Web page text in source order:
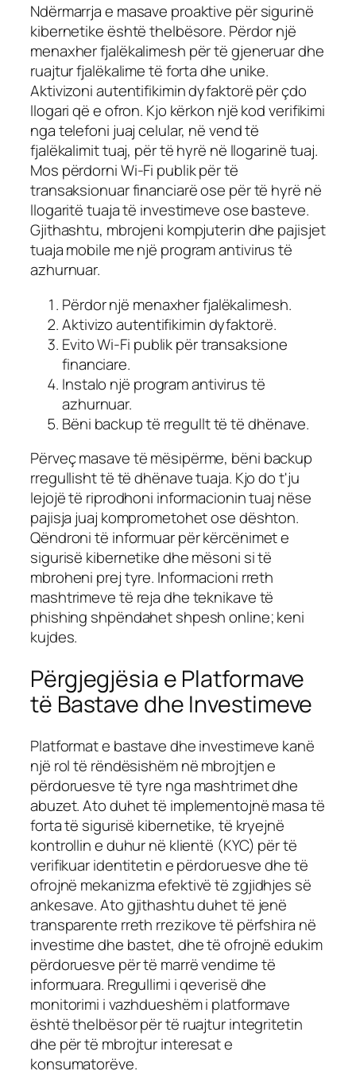
Ndërmarrja e masave proaktive për sigurinë
kibernetike është thelbësore. Përdor një
menaxher fjalëkalimesh për të gjeneruar dhe
ruajtur fjalëkalime të forta dhe unike.
Aktivizoni autentifikimin dyfaktorë për çdo
llogari që e ofron. Kjo kërkon një kod verifikimi
nga telefoni juaj celular, në vend të
fjalëkalimit tuaj, për të hyrë në llogarinë tuaj.
Mos përdorni Wi-Fi publik për të
transaksionuar financiarë ose për të hyrë në
llogaritë tuaja të investimeve ose basteve.
Gjithashtu, mbrojeni kompjuterin dhe pajisjet
tuaja mobile me një program antivirus të
azhurnuar.
Përdor një menaxher fjalëkalimesh.
Aktivizo autentifikimin dyfaktorë.
Evito Wi-Fi publik për transaksione
financiare.
Instalo një program antivirus të
azhurnuar.
Bëni backup të rregullt të të dhënave.
Përveç masave të mësipërme, bëni backup
rregullisht të të dhënave tuaja. Kjo do t'ju
lejojë të riprodhoni informacionin tuaj nëse
pajisja juaj komprometohet ose dështon.
Qëndroni të informuar për kërcënimet e
sigurisë kibernetike dhe mësoni si të
mbroheni prej tyre. Informacioni rreth
mashtrimeve të reja dhe teknikave të
phishing shpëndahet shpesh online; keni
kujdes.
Përgjegjësia e Platformave
të Bastave dhe Investimeve
Platformat e bastave dhe investimeve kanë
një rol të rëndësishëm në mbrojtjen e
përdoruesve të tyre nga mashtrimet dhe
abuzet. Ato duhet të implementojnë masa të
forta të sigurisë kibernetike, të kryejnë
kontrollin e duhur në klientë (KYC) për të
verifikuar identitetin e përdoruesve dhe të
ofrojnë mekanizma efektivë të zgjidhjes së
ankesave. Ato gjithashtu duhet të jenë
transparente rreth rrezikove të përfshira në
investime dhe bastet, dhe të ofrojnë edukim
përdoruesve për të marrë vendime të
informuara. Rregullimi i qeverisë dhe
monitorimi i vazhdueshëm i platformave
është thelbësor për të ruajtur integritetin
dhe për të mbrojtur interesat e
konsumatorëve.